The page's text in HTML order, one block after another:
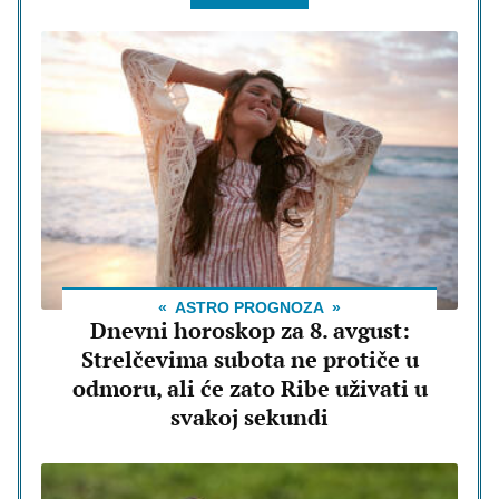
ASTRO PROGNOZA
Dnevni horoskop za 8. avgust:
Strelčevima subota ne protiče u
odmoru, ali će zato Ribe uživati u
svakoj sekundi